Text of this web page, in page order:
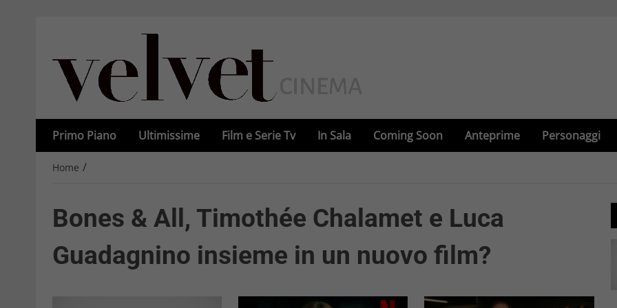
Primo Piano Ultimissime Film e Serie Tv In Sala Coming Soon Anteprime Personaggi
Home /
Bones & All, Timothée Chalamet e Luca
Guadagnino insieme in un nuovo film?